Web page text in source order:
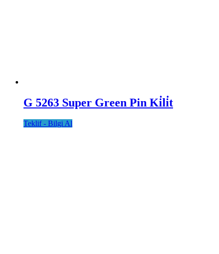
G 5263 Super Green Pin Ki̇li̇t
Teklif - Bilgi Al